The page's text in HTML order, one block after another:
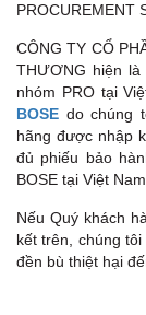
PROCUREMENT
CÔNG TY CỔ
THƯƠNG hiện
nhóm PRO tại
BOSE do chúng
hãng được nhập
đủ phiếu bảo
BOSE tại Việt
Nếu Quý khách
kết trên, chúng
đền bù thiệt hại